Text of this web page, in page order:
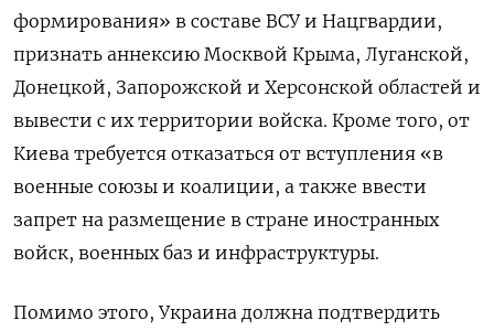
формирования» в составе ВСУ и Нацгвардии,
признать аннексию Москвой Крыма, Луганской,
Донецкой, Запорожской и Херсонской областей и
вывести с их территории войска. Кроме того, от
Киева требуется отказаться от вступления «в
военные союзы и коалиции, а также ввести
запрет на размещение в стране иностранных
войск, военных баз и инфраструктуры.
Помимо этого, Украина должна подтвердить